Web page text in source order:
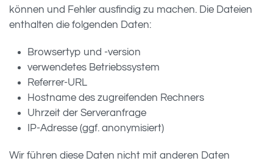
können und Fehler ausfindig zu machen. Die Dateien
enthalten die folgenden Daten:
Browsertyp und -version
verwendetes Betriebssystem
Referrer-URL
Hostname des zugreifenden Rechners
Uhrzeit der Serveranfrage
IP-Adresse (ggf. anonymisiert)
Wir führen diese Daten nicht mit anderen Daten